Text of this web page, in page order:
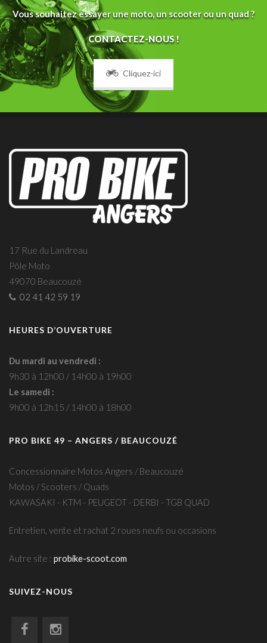
Vous souhaitez essayer une moto, un scooter ou un quad ?
CONTACTEZ-NOUS !
Cliquez-ici
17 Rue du Landreau
Pôle Moto
49070 Beaucouzé
02 41 42 59 19
HEURES D’OUVERTURE
Du mardi au vendredi :
9h30 à 12h00 / 14h00 à 19h00
Le samedi :
9h00 à 12h15 / 14h00 à 18h00
PRO BIKE 49 – ANGERS / BEAUCOUZÉ
Concessionnaire Motos Angers / Beaucouzé
Motos / Scooters / Quads
KAWASAKI - KTM - PEUGEOT - DERBI - TGB QUAD
Entretien, vente et rachat 2 roues neufs ou occasions
Autre site : probike-scoot.com
SUIVEZ-NOUS